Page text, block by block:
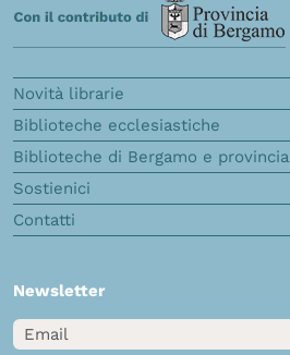
Novità librarie
Biblioteche ecclesiastiche
Biblioteche di Bergamo e provincia
Sostienici
Contatti
Newsletter
Email